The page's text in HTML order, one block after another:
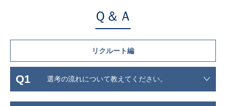
Ｑ＆Ａ
リクルート編
Q1 選考の流れについて教えてください。